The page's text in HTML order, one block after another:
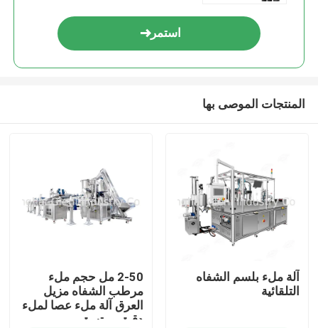
استمر
المنتجات الموصى بها
آلة ملء بلسم الشفاه
التلقائية
2-50 مل حجم ملء
مرطب الشفاه مزيل
العرق آلة ملء عصا لملء
دقيق ومتسق